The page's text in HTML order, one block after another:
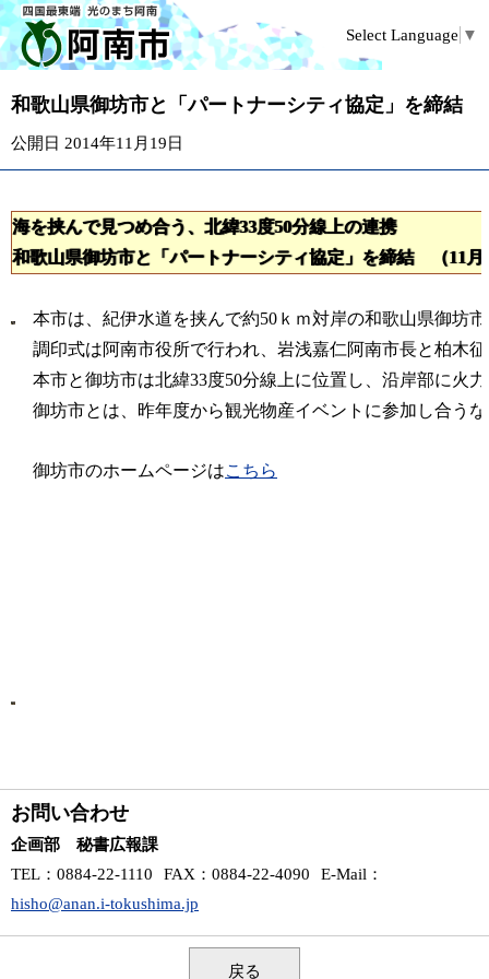
Select Language ▼
和歌山県御坊市と「パートナーシティ協定」を締結
公開日 2014年11月19日
海を挟んで見つめ合う、北緯33度50分線上の連携
和歌山県御坊市と「パートナーシティ協定」を締結 （11月
本市は、紀伊水道を挟んで約50ｋｍ対岸の和歌山県御坊
調印式は阿南市役所で行われ、岩浅嘉仁阿南市長と柏木
本市と御坊市は北緯33度50分線上に位置し、沿岸部に火
御坊市とは、昨年度から観光物産イベントに参加し合う
御坊市のホームページはこちら
お問い合わせ
企画部 秘書広報課
TEL ：0884-22-1110 FAX ：0884-22-4090 E-Mail ：
hisho@anan.i-tokushima.jp
戻る